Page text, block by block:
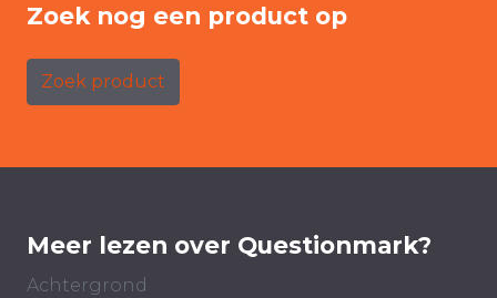
Zoek nog een product op
Zoek product
Meer lezen over Questionmark?
Achtergrond